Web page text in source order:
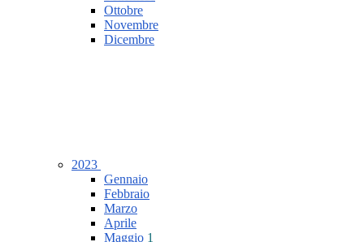
Ottobre
Novembre
Dicembre
2023
Gennaio
Febbraio
Marzo
Aprile
Maggio 1